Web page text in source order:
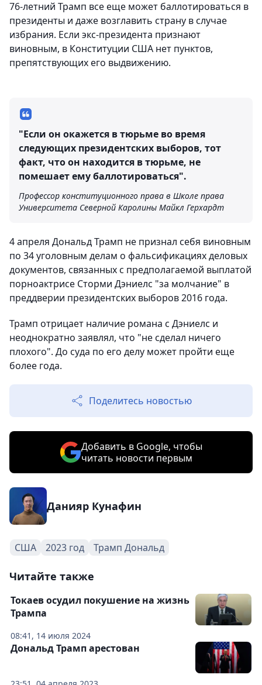
76-летний Трамп все еще может баллотироваться в
президенты и даже возглавить страну в случае
избрания. Если экс-президента признают
виновным, в Конституции США нет пунктов,
препятствующих его выдвижению.
"Если он окажется в тюрьме во время
следующих президентских выборов, тот
факт, что он находится в тюрьме, не
помешает ему баллотироваться".
Профессор конституционного права в Школе права
Университета Северной Каролины Майкл Герхардт
4 апреля Дональд Трамп не признал себя виновным
по 34 уголовным делам о фальсификациях деловых
документов, связанных с предполагаемой выплатой
порноактрисе Сторми Дэниелс "за молчание" в
преддверии президентских выборов 2016 года.
Трамп отрицает наличие романа с Дэниелс и
неоднократно заявлял, что "не сделал ничего
плохого". До суда по его делу может пройти еще
более года.
Поделитесь новостью
Добавить в Google, чтобы
читать новости первым
Данияр Кунафин
США 2023 год Трамп Дональд
Читайте также
08:41, 14 июля 2024
Токаев осудил покушение на жизнь
Трампа
Дональд Трамп арестован